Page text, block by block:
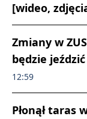
[wideo,
Zmiany w
będzie
12:59
Płonął taras